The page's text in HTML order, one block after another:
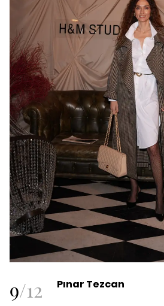
9/12 Pınar Tezcan